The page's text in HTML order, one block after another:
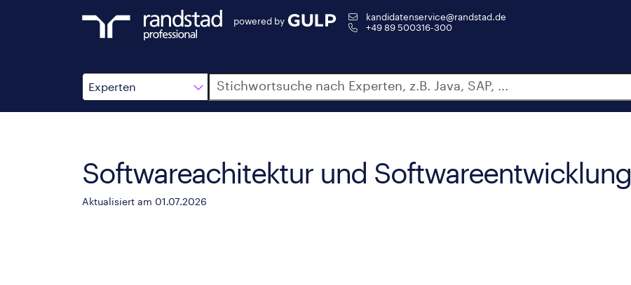
powered by
kandidatenservice@randstad.de
+49 89 500316-300
Experten
Suche
Softwareachitektur und Softwareentwicklung
Aktualisiert am 01.07.2026